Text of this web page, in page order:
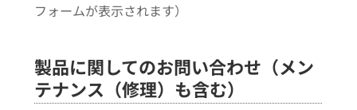
フォームが表示されます）
製品に関してのお問い合わせ（メン
テナンス（修理）も含む）